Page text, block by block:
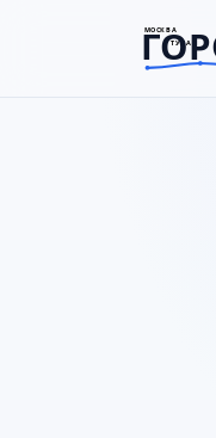
МОСКВА
ТУЛА
goroda-